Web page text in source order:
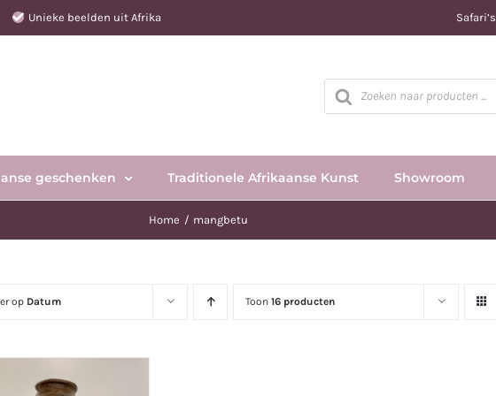
Unieke beelden uit Afrika Safari’s
Producten
zoeken
geschenken Traditionele Afrikaanse Kunst Showroom
Home mangbetu
op Datum Toon16 producten